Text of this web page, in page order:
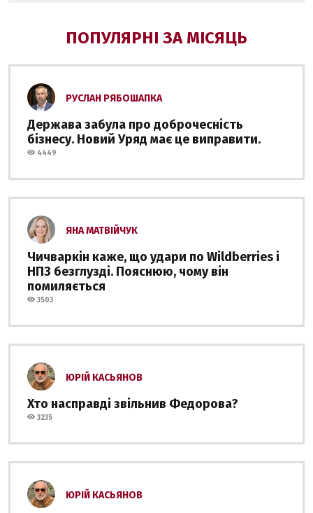
ПОПУЛЯРНІ ЗА МІСЯЦЬ
РУСЛАН РЯБОШАПКА
Держава забула про доброчесність
бізнесу. Новий Уряд має це виправити.
4449
ЯНА МАТВІЙЧУК
Чичваркін каже, що удари по Wildberries і
НПЗ безглузді. Пояснюю, чому він
помиляється
3503
ЮРІЙ КАСЬЯНОВ
Хто насправді звільнив Федорова?
3235
ЮРІЙ КАСЬЯНОВ